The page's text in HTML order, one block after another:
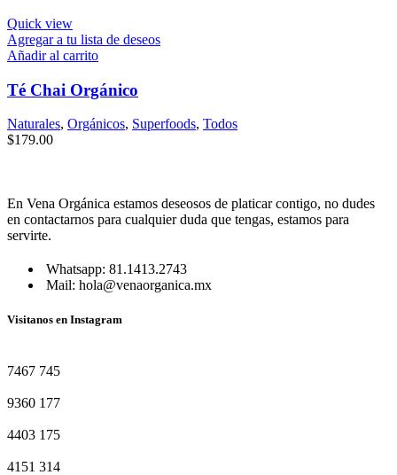
Quick view
Agregar a tu lista de deseos
Añadir al carrito
Té Chai Orgánico
Naturales, Orgánicos, Superfoods, Todos
$179.00
En Vena Orgánica estamos deseosos de platicar contigo, no dudes
en contactarnos para cualquier duda que tengas, estamos para
servirte.
Whatsapp: 81.1413.2743
Mail: hola@venaorganica.mx
Visitanos en Instagram
7467 745
9360 177
4403 175
4151 314